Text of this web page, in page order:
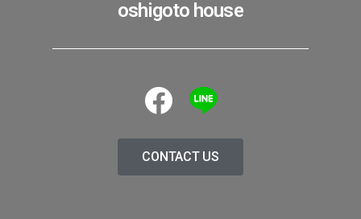
oshigoto house
CONTACT US